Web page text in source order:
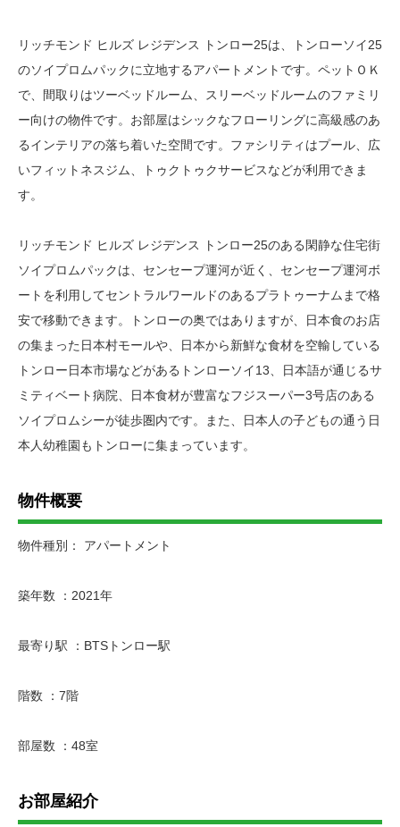
リッチモンド ヒルズ レジデンス トンロー25は、トンローソイ25
のソイプロムパックに立地するアパートメントです。ペットＯＫ
で、間取りはツーベッドルーム、スリーベッドルームのファミリ
ー向けの物件です。お部屋はシックなフローリングに高級感のあ
るインテリアの落ち着いた空間です。ファシリティはプール、広
いフィットネスジム、トゥクトゥクサービスなどが利用できま
す。
リッチモンド ヒルズ レジデンス トンロー25のある閑静な住宅街
ソイプロムパックは、センセープ運河が近く、センセープ運河ボ
ートを利用してセントラルワールドのあるプラトゥーナムまで格
安で移動できます。トンローの奥ではありますが、日本食のお店
の集まった日本村モールや、日本から新鮮な食材を空輸している
トンロー日本市場などがあるトンローソイ13、日本語が通じるサ
ミティベート病院、日本食材が豊富なフジスーパー3号店のある
ソイプロムシーが徒歩圏内です。また、日本人の子どもの通う日
本人幼稚園もトンローに集まっています。
物件概要
物件種別： アパートメント
築年数 ：2021年
最寄り駅 ：BTSトンロー駅
階数 ：7階
部屋数 ：48室
お部屋紹介